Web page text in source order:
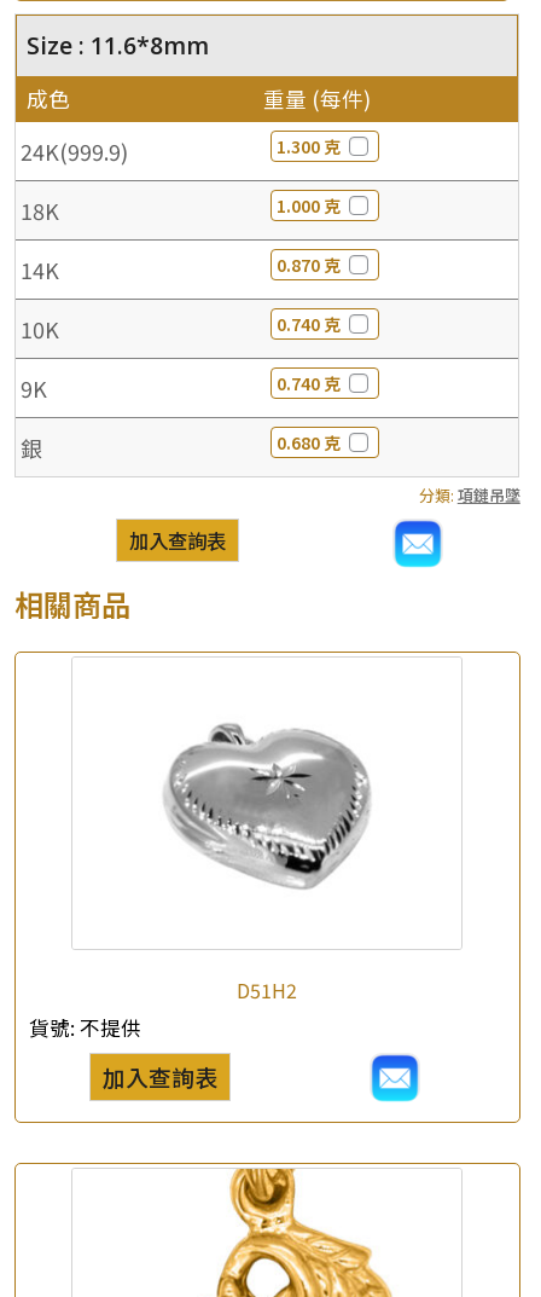
產品查詢 ×
公司名稱
*e-mail
Size : 11.6*8mm
成色 重量 (每件)
24K(999.9) 1.300 克
18K 1.000 克
14K 0.870 克
10K 0.740 克
9K 0.740 克
銀 0.680 克
分類: 項鏈吊墜
加入查詢表
相關商品
D51H2
貨號: 不提供
加入查詢表